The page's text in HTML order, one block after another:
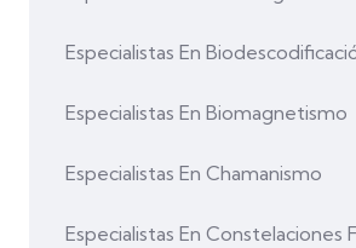
Especialistas En
Especialistas En Biomagnetismo
Especialistas En Chamanismo
Especialistas En Constelaciones